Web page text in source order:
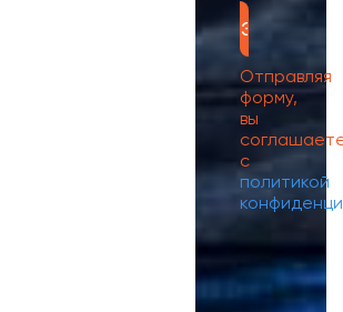
Отправляя
форму,
вы
с
политикой